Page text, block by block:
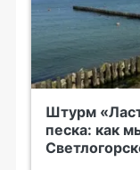
Штурм
песка: как